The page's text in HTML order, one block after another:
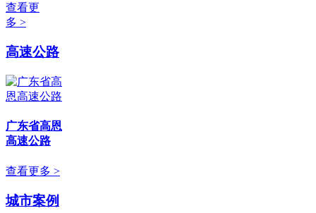
查看更
多 >
高速公路
广东省高恩
高速公路
查看更多 >
城市案例